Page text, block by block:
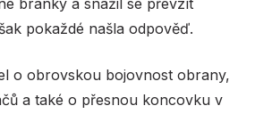
pokaždé našla odpověď.
o obrovskou bojovnost obrany,
a také o přesnou koncovku v